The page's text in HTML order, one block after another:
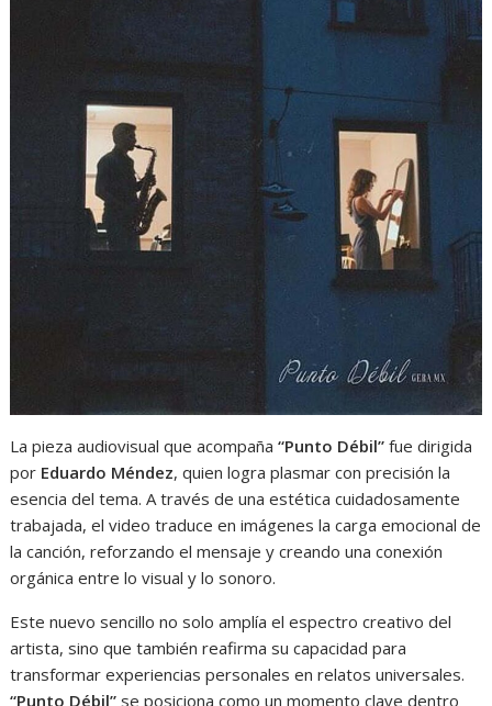
La pieza audiovisual que acompaña“Punto Débil” fue dirigida
por Eduardo Méndez, quien logra plasmar con precisión la
esencia del tema. A través de una estética cuidadosamente
trabajada, el video traduce en imágenes la carga emocional de
la canción, reforzando el mensaje y creando una conexión
orgánica entre lo visual y lo sonoro.
Este nuevo sencillo no solo amplía el espectro creativo del
artista, sino que también reafirma su capacidad para
transformar experiencias personales en relatos universales.
“Punto Débil”se posiciona como un momento clave dentro